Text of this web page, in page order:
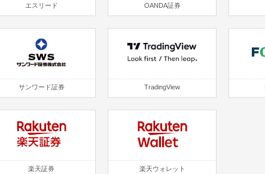
エスリード OANDA証券
サンワード証券 TradingView
楽天証券 楽天ウォレット